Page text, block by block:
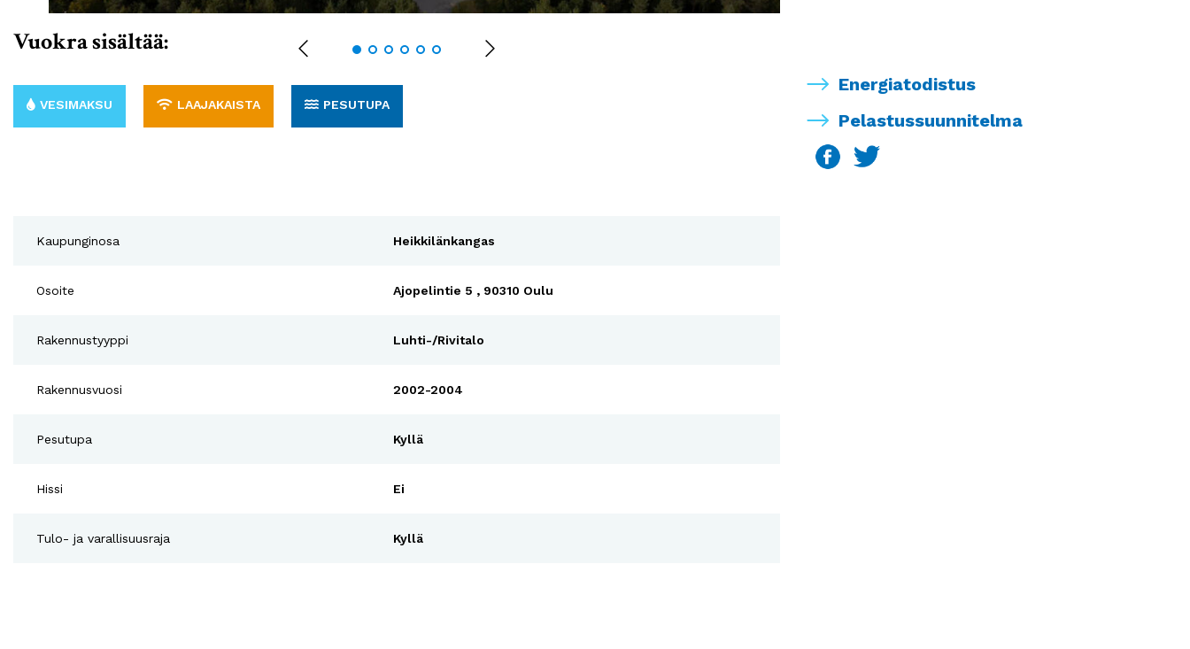
Vuokra sisältää:
VESIMAKSU LAAJAKAISTA PESUTUPA
Energiatodistus
Pelastussuunnitelma
Kaupunginosa Heikkilänkangas
Osoite Ajopelintie 5 , 90310 Oulu
Rakennustyyppi Luhti-/Rivitalo
Rakennusvuosi 2002-2004
Pesutupa Kyllä
Hissi Ei
Tulo- ja varallisuusraja Kyllä